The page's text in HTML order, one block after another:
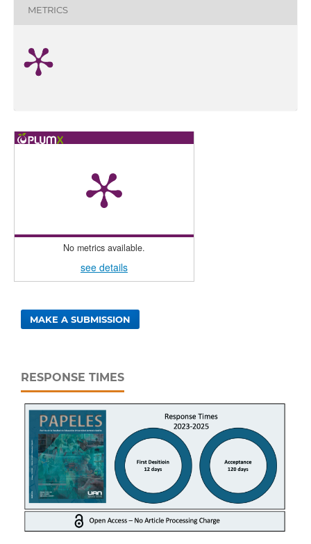
METRICS
No metrics available.
see details
MAKE A SUBMISSION
RESPONSE TIMES